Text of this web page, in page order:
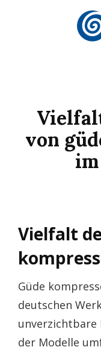
von
Vielfalt
Güde
deutschen
der Modelle